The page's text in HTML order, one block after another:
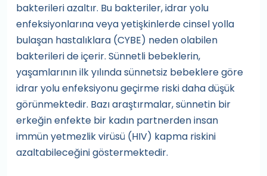
bakterileri azaltır. Bu bakteriler, idrar yolu
enfeksiyonlarına veya yetişkinlerde cinsel yolla
bulaşan hastalıklara (CYBE) neden olabilen
bakterileri de içerir. Sünnetli bebeklerin,
yaşamlarının ilk yılında sünnetsiz bebeklere göre
idrar yolu enfeksiyonu geçirme riski daha düşük
görünmektedir. Bazı araştırmalar, sünnetin bir
erkeğin enfekte bir kadın partnerden insan
immün yetmezlik virüsü (HIV) kapma riskini
azaltabileceğini göstermektedir.